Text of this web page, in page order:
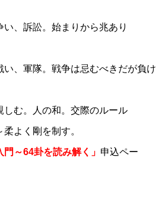
、訴訟。始まりから兆あり
、軍隊。戦争は忌むべきだが負け
む。人の和。交際のルール
よく剛を制す。
門～64卦を読み解く」 申込ペー